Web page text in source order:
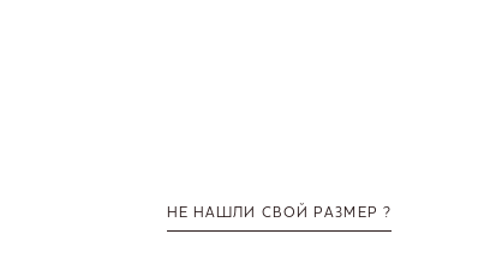
НЕ НАШЛИ СВОЙ РАЗМЕР ?